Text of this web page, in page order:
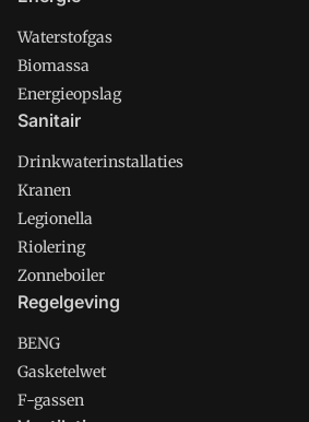
Waterstofgas
Biomassa
Energieopslag
Sanitair
Drinkwaterinstallaties
Kranen
Legionella
Riolering
Zonneboiler
Regelgeving
BENG
Gasketelwet
F-gassen